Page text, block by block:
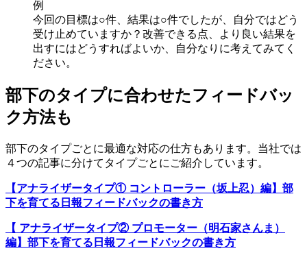
例
今回の目標は○件、結果は○件でしたが、自分ではどう
受け止めていますか？改善できる点、より良い結果を
出すにはどうすればよいか、自分なりに考えてみてく
ださい。
部下のタイプに合わせたフィードバッ
ク方法も
部下のタイプごとに最適な対応の仕方もあります。当社では
４つの記事に分けてタイプごとにご紹介しています。
【アナライザータイプ① コントローラー（坂上忍）編】部
下を育てる日報フィードバックの書き方
【 アナライザータイプ② プロモーター（明石家さんま）
編】部下を育てる日報フィードバックの書き方